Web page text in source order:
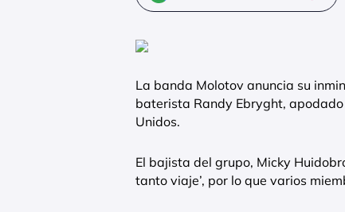
La banda Molotov anuncia su
baterista Randy Ebryght, apodado
Unidos.
El bajista del grupo, Micky
tanto viaje’, por lo que varios